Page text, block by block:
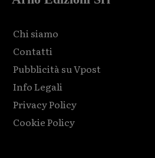
Chi siamo
Contatti
Pubblicità su Vpost
Info Legali
Privacy Policy
Cookie Policy